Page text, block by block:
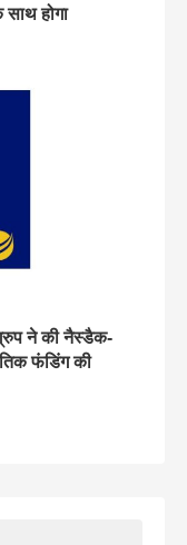
होगा
ने की नैस्डैक-
फंडिंग की